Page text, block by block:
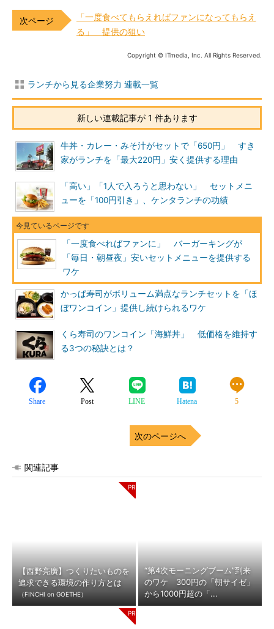
「一度食べてもらえればファンになってもらえ
る」 提供の狙い
Copyright © ITmedia, Inc. All Rights Reserved.
ランチから見る企業努力 連載一覧
新しい連載記事が 1 件あります
牛丼・カレー・みそ汁がセットで「650円」 すき
家がランチを「最大220円」安く提供する理由
「高い」「1人で入ろうと思わない」 セットメニ
ューを「100円引き」、ケンタランチの功績
「一度食べればファンに」 バーガーキングが
「毎日・朝昼夜」安いセットメニューを提供する
ワケ
かっぱ寿司がボリューム満点なランチセットを「ほ
ぼワンコイン」提供し続けられるワケ
くら寿司のワンコイン「海鮮丼」 低価格を維持す
る3つの秘訣とは？
Share Post LINE Hatena 5
次のページへ
関連記事
【西野亮廣】つくりたいものを
追求できる環境の作り方とは
（FINCHI on GOETHE）
“第4次モーニングブーム”到来
のワケ 300円の「朝サイゼ」
から1000円超の「...